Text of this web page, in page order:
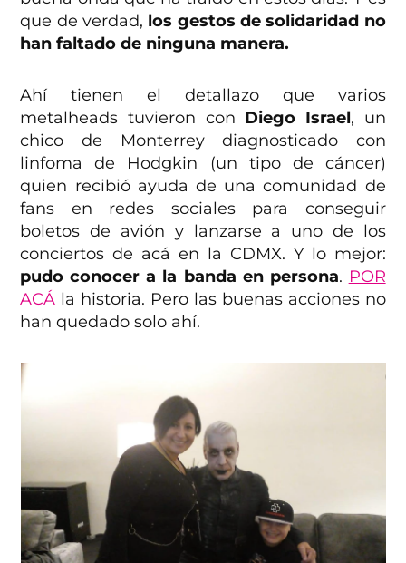
que de verdad, los gestos de solidaridad no
han faltado de ninguna manera.
Ahí tienen el detallazo que varios
metalheads tuvieron con Diego Israel, un
chico de Monterrey diagnosticado con
linfoma de Hodgkin (un tipo de cáncer)
quien recibió ayuda de una comunidad de
fans en redes sociales para conseguir
boletos de avión y lanzarse a uno de los
conciertos de acá en la CDMX. Y lo mejor:
pudo conocer a la banda en persona. POR
ACÁ la historia. Pero las buenas acciones no
han quedado solo ahí.